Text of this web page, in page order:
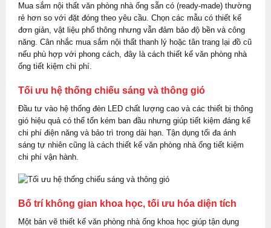
Mua sắm nội thất văn phòng nhà ống sẵn có (ready-made) thường
rẻ hơn so với đặt đóng theo yêu cầu. Chọn các mẫu có thiết kế
đơn giản, vật liệu phổ thông nhưng vẫn đảm bảo độ bền và công
năng. Cân nhắc mua sắm nội thất thanh lý hoặc tân trang lại đồ cũ
nếu phù hợp với phong cách, đây là cách thiết kế văn phòng nhà
ống tiết kiệm chi phí.
Tối ưu hệ thống chiếu sáng và thông gió
Đầu tư vào hệ thống đèn LED chất lượng cao và các thiết bị thông
gió hiệu quả có thể tốn kém ban đầu nhưng giúp tiết kiệm đáng kể
chi phí điện năng và bảo trì trong dài hạn. Tận dụng tối đa ánh
sáng tự nhiên cũng là cách thiết kế văn phòng nhà ống tiết kiệm
chi phí vận hành.
Bố trí không gian khoa học, tối ưu hóa diện tích
Một bản vẽ thiết kế văn phòng nhà ống khoa học giúp tận dụng